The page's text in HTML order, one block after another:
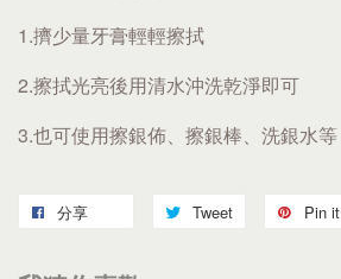
1.擠少量牙膏輕輕擦拭
2.擦拭光亮後用清水沖洗乾淨即可
3.也可使用擦銀佈、擦銀棒、洗銀水等
分享 Tweet Pin it